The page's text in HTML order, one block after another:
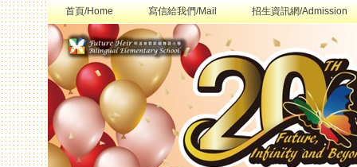
首頁/Home 寫信給我們/Mail 招生資訊網/Admission